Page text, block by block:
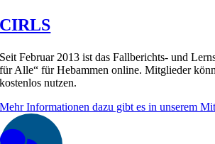
CIRLS
Seit Februar 2013 ist das Fallberichts- und
für Alle“ für Hebammen online. Mitglieder
kostenlos nutzen.
Mehr Informationen dazu gibt es in unserem